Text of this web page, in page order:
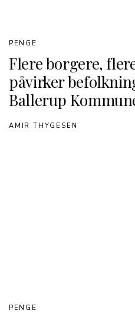
Flere borgere,
påvirker
Ballerup
PENGE
AMIR THYGESEN
PENGE